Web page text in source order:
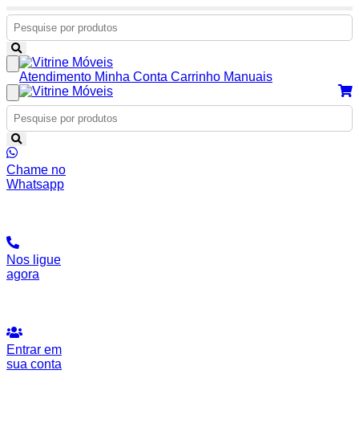
Atendimento Minha Conta Carrinho Manuais
Chame no
Whatsapp
Nos ligue
agora
Entrar em
sua conta